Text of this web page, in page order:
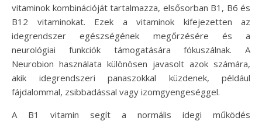
vitaminok kombinációját tartalmazza, elsősorban B1, B6 és
B12 vitaminokat. Ezek a vitaminok kifejezetten az
idegrendszer egészségének megőrzésére és a
neurológiai funkciók támogatására fókuszálnak. A
Neurobion használata különösen javasolt azok számára,
akik idegrendszeri panaszokkal küzdenek, például
fájdalommal, zsibbadással vagy izomgyengeséggel.
A B1 vitamin segít a normális idegi működés